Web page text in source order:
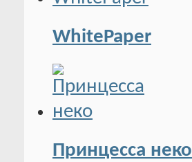
WhitePaper
Принцесса неко